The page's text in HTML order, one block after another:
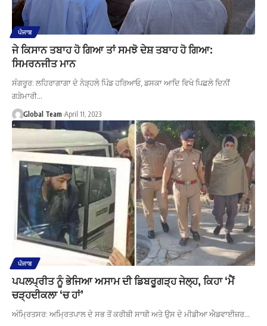
ਪੰਜਾਬ
ਜੇ ਕਿਸਾਨ ਤਬਾਹ ਹੋ ਗਿਆ ਤਾਂ ਸਮਝੋ ਦੇਸ਼ ਤਬਾਹ ਹੋ ਗਿਆ:
ਸਿਮਰਨਜੀਤ ਮਾਨ
ਸੰਗਰੂਰ: ਲਹਿਰਾਗਾਗਾ ਦੇ ਨੇੜ੍ਹਲੇ ਪਿੰਡ ਹਰਿਆਓ, ਡਸਕਾ ਆਦਿ ਵਿਖੇ ਪਿਛਲੇ ਦਿਨੀਂ
ਗੜੇਮਾਰੀ…
Global Team April 11, 2023
ਪੰਜਾਬ
ਪਪਲਪ੍ਰੀਤ ਨੂੰ ਭੇਜਿਆ ਅਸਾਮ ਦੀ ਡਿਬਰੂਗੜ੍ਹ ਜੇਲ੍ਹ, ਕਿਹਾ ‘ਮੈਂ
ਚੜ੍ਹਦੀਕਲਾ ‘ਚ ਹਾਂ’
ਅੰਮ੍ਰਿਤਸਰ: ਅਮ੍ਰਿਤਪਾਲ ਦੇ ਸਭ ਤੋਂ ਕਰੀਬੀ ਸਾਥੀ ਅਤੇ ਉਸ ਦੇ ਮੀਡੀਆ ਐਡਵਾਈਜ਼ਰ…